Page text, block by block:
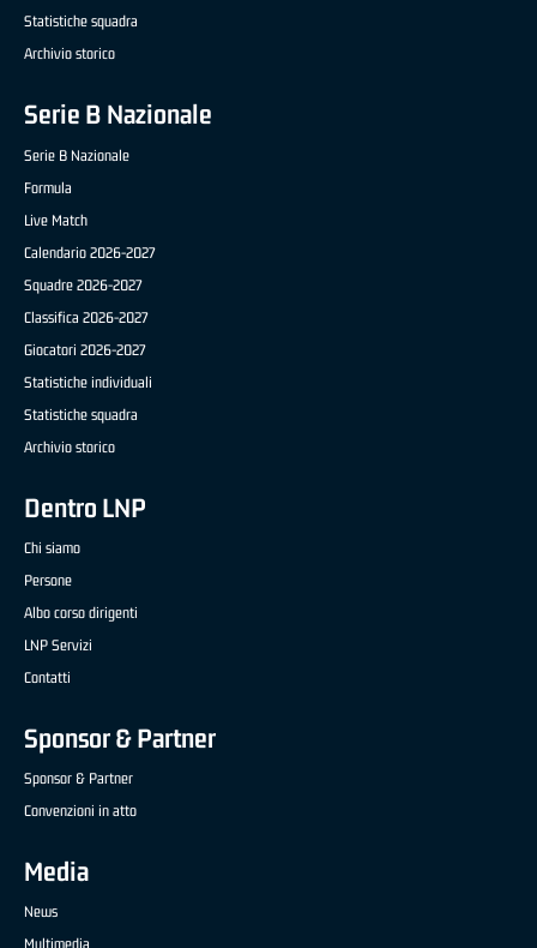
Statistiche squadra
Archivio storico
Serie B Nazionale
Serie B Nazionale
Formula
Live Match
Calendario 2026-2027
Squadre 2026-2027
Classifica 2026-2027
Giocatori 2026-2027
Statistiche individuali
Statistiche squadra
Archivio storico
Dentro LNP
Chi siamo
Persone
Albo corso dirigenti
LNP Servizi
Contatti
Sponsor & Partner
Sponsor & Partner
Convenzioni in atto
Media
News
Multimedia